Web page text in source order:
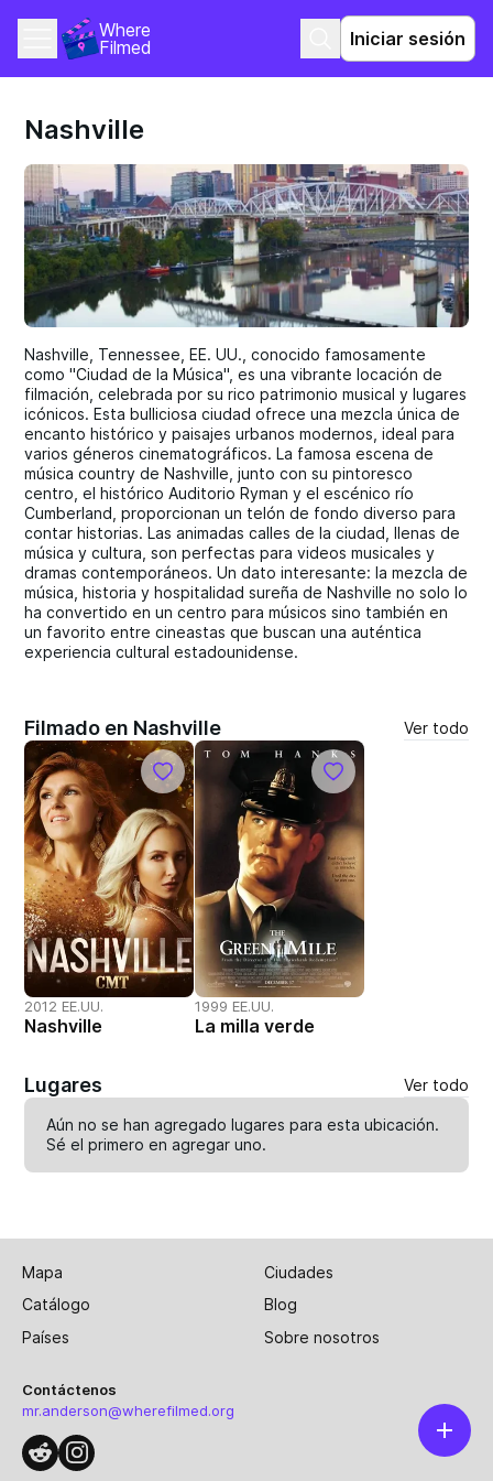
Where
Filmed
Iniciar sesión
Nashville
Nashville, Tennessee, EE. UU., conocido famosamente
como "Ciudad de la Música", es una vibrante locación de
filmación, celebrada por su rico patrimonio musical y lugares
icónicos. Esta bulliciosa ciudad ofrece una mezcla única de
encanto histórico y paisajes urbanos modernos, ideal para
varios géneros cinematográficos. La famosa escena de
música country de Nashville, junto con su pintoresco
centro, el histórico Auditorio Ryman y el escénico río
Cumberland, proporcionan un telón de fondo diverso para
contar historias. Las animadas calles de la ciudad, llenas de
música y cultura, son perfectas para videos musicales y
dramas contemporáneos. Un dato interesante: la mezcla de
música, historia y hospitalidad sureña de Nashville no solo lo
ha convertido en un centro para músicos sino también en
un favorito entre cineastas que buscan una auténtica
experiencia cultural estadounidense.
Filmado en Nashville Ver todo
2012 EE.UU.
Nashville
1999 EE.UU.
La milla verde
Lugares Ver todo
Aún no se han agregado lugares para esta ubicación.
Sé el primero enagregar uno.
Mapa
Ciudades
Catálogo
Blog
Países
Sobre nosotros
Contáctenos
mr.anderson@wherefilmed.org